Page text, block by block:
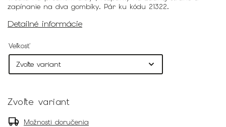
zapínanie na dva gombíky. Pár ku kódu 21322.
Detailné informácie
Veľkosť
Zvoľte variant
Možnosti doručenia